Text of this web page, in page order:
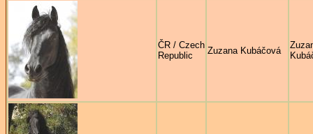
ČR / Czech
Republic
Zuzana Kubáčová